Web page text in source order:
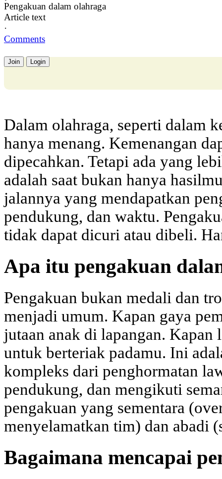
Pengakuan dalam olahraga
Article text
·
Comments
Join Login
Dalam olahraga, seperti dalam
hanya menang. Kemenangan
dipecahkan. Tetapi ada yang
adalah saat bukan hanya
jalannya yang mendapatkan
pendukung, dan waktu.
tidak dapat dicuri atau dibeli.
Apa itu pengakuan
Pengakuan bukan medali dan
menjadi umum. Kapan gaya
jutaan anak di lapangan.
untuk berteriak padamu. Ini
kompleks dari penghormatan
pendukung, dan mengikuti
pengakuan yang sementara
menyelamatkan tim) dan abadi
Bagaimana mencapai